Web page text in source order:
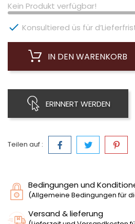
Kein Produkt verfügbar!
 Konsultiered üs für
IN DEN WARENKORB
ERINNERT WERDEN
Teilen auf :
Bedingungen und
(Allgemeine Bedingungen für
Versand & lieferung